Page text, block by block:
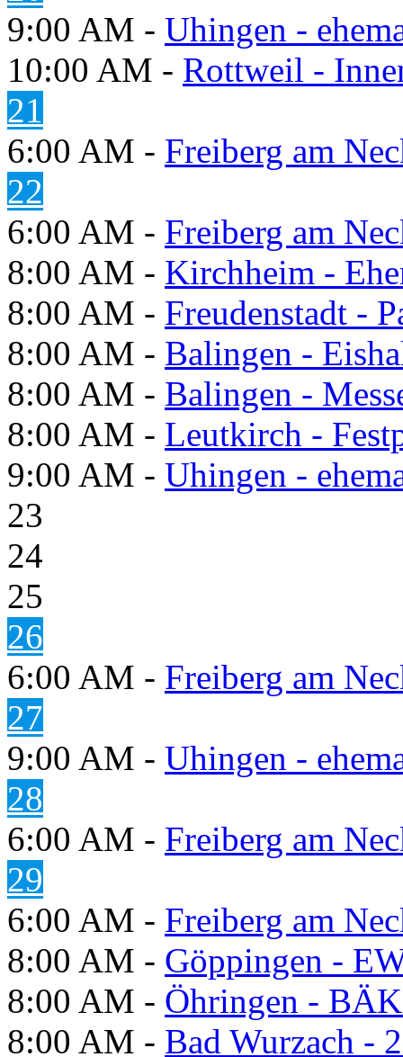
9:00 AM - Uhingen -
10:00 AM - Rottweil -
21
6:00 AM - Freiberg am
22
6:00 AM - Freiberg am
8:00 AM - Kirchheim -
8:00 AM - Freudenstadt -
8:00 AM - Balingen -
8:00 AM - Balingen -
8:00 AM - Leutkirch -
9:00 AM - Uhingen -
23
24
25
26
6:00 AM - Freiberg am
27
9:00 AM - Uhingen -
28
6:00 AM - Freiberg am
29
6:00 AM - Freiberg am
8:00 AM - Göppingen -
8:00 AM - Öhringen -
8:00 AM - Bad Wurzach -